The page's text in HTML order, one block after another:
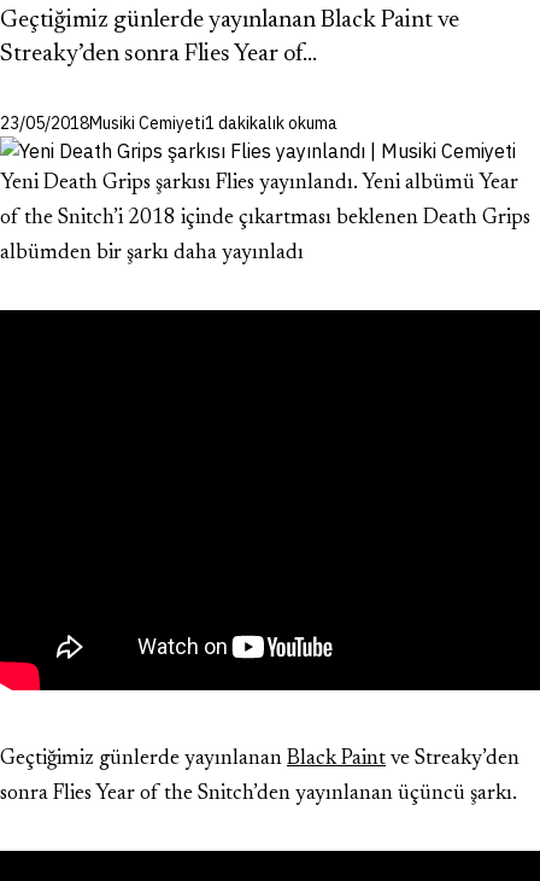
Geçtiğimiz günlerde yayınlanan Black Paint ve
Streaky’den sonra Flies Year of…
23/05/2018Musiki Cemiyeti1 dakikalık okuma
Yeni Death Grips şarkısı Flies yayınlandı. Yeni albümü Year
of the Snitch’i 2018 içinde çıkartması beklenen Death Grips
albümden bir şarkı daha yayınladı
Geçtiğimiz günlerde yayınlanan Black Paint ve Streaky’den
sonra Flies Year of the Snitch’den yayınlanan üçüncü şarkı.